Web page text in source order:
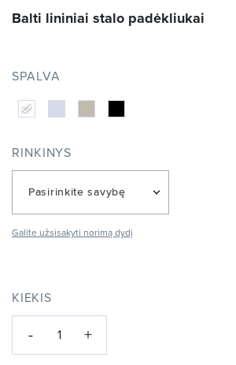
Balti lininiai stalo padėkliukai
SPALVA
RINKINYS
Pasirinkite savybę
Galite užsisakyti norimą dydį
KIEKIS
- 1 +